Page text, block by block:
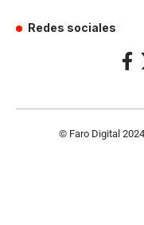
Redes sociales
© Faro Digital